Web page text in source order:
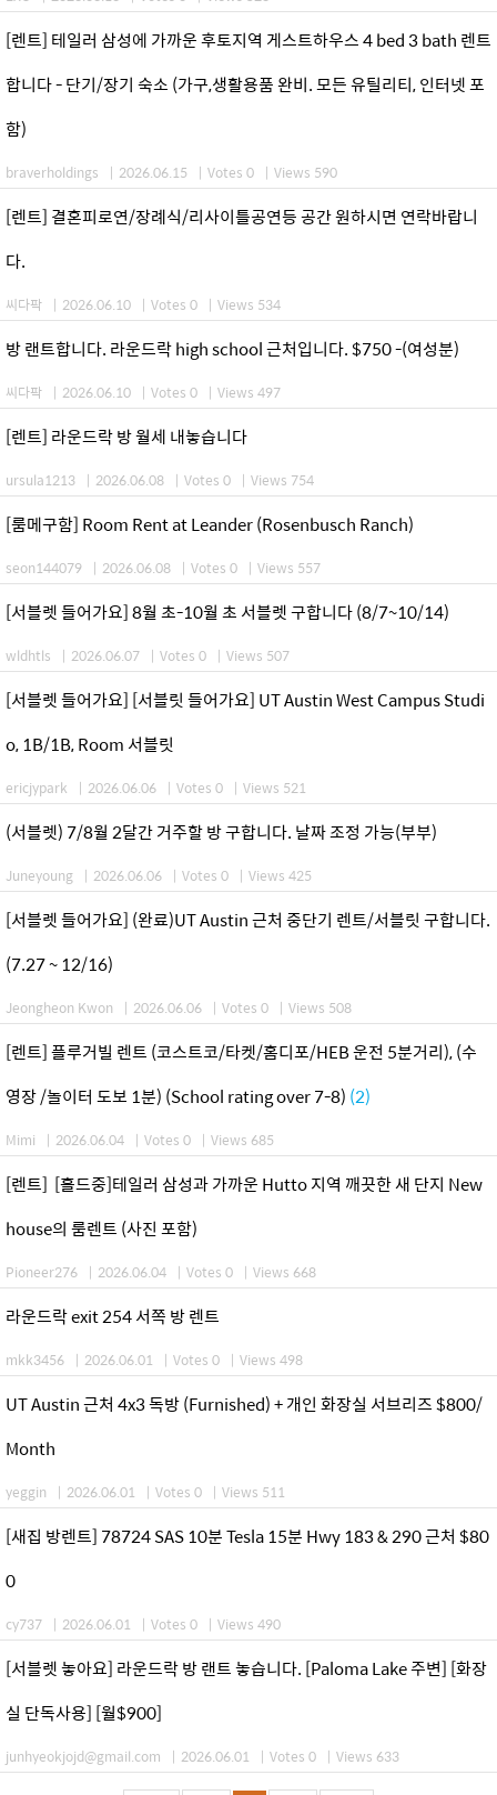
[렌트] 테일러 삼성에 가까운 후토지역 게스트하우스 4 bed 3 bath 렌트
합니다 - 단기/장기 숙소 (가구,생활용품 완비. 모든 유틸리티, 인터넷 포
함)
braverholdings | 2026.06.15 | Votes 0 | Views 590
[렌트] 결혼피로연/장례식/리사이틀공연등 공간 원하시면 연락바랍니
다.
씨다팍 | 2026.06.10 | Votes 0 | Views 534
방 랜트합니다. 라운드락 high school 근처입니다. $750 -(여성분)
씨다팍 | 2026.06.10 | Votes 0 | Views 497
[렌트] 라운드락 방 월세 내놓습니다
ursula1213 | 2026.06.08 | Votes 0 | Views 754
[룸메구함] Room Rent at Leander (Rosenbusch Ranch)
seon144079 | 2026.06.08 | Votes 0 | Views 557
[서블렛 들어가요] 8월 초-10월 초 서블렛 구합니다 (8/7~10/14)
wldhtls | 2026.06.07 | Votes 0 | Views 507
[서블렛 들어가요] [서블릿 들어가요] UT Austin West Campus Studi
o, 1B/1B, Room 서블릿
ericjypark | 2026.06.06 | Votes 0 | Views 521
(서블렛) 7/8월 2달간 거주할 방 구합니다. 날짜 조정 가능(부부)
Juneyoung | 2026.06.06 | Votes 0 | Views 425
[서블렛 들어가요] (완료)UT Austin 근처 중단기 렌트/서블릿 구합니다.
(7.27 ~ 12/16)
Jeongheon Kwon | 2026.06.06 | Votes 0 | Views 508
[렌트] 플루거빌 렌트 (코스트코/타켓/홈디포/HEB 운전 5분거리), (수
영장 /놀이터 도보 1분) (School rating over 7-8) (2)
Mimi | 2026.06.04 | Votes 0 | Views 685
[렌트] [홀드중]테일러 삼성과 가까운 Hutto 지역 깨끗한 새 단지 New
house의 룸렌트 (사진 포함)
Pioneer276 | 2026.06.04 | Votes 0 | Views 668
라운드락 exit 254 서쪽 방 렌트
mkk3456 | 2026.06.01 | Votes 0 | Views 498
UT Austin 근처 4x3 독방 (Furnished) + 개인 화장실 서브리즈 $800/
Month
yeggin | 2026.06.01 | Votes 0 | Views 511
[새집 방렌트] 78724 SAS 10분 Tesla 15분 Hwy 183 & 290 근처 $80
0
cy737 | 2026.06.01 | Votes 0 | Views 490
[서블렛 놓아요] 라운드락 방 랜트 놓습니다. [Paloma Lake 주변] [화장
실 단독사용] [월$900]
junhyeokjojd@gmail.com | 2026.06.01 | Votes 0 | Views 633